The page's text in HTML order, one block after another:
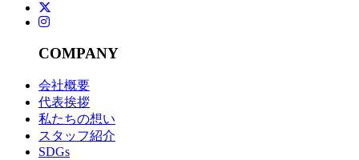
COMPANY
会社概要
代表挨拶
私たちの想い
スタッフ紹介
SDGs